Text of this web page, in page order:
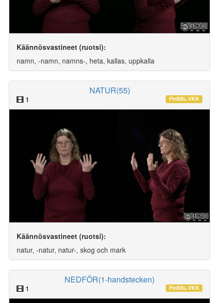
Käännösvastineet (ruotsi):
namn, -namn, namns-, heta, kallas, uppkalla
NATUR(55)
1 FinSSL-VKK
Käännösvastineet (ruotsi):
natur, -natur, natur-, skog och mark
NEDFÖR(1-handstecken)
1 FinSSL-VKK